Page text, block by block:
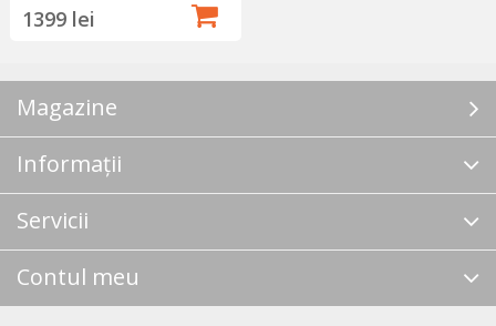
1399 lei
Magazine
Informații
Servicii
Contul meu